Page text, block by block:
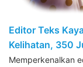
Editor Teks
Kelihatan, 350
Memperkenalkan